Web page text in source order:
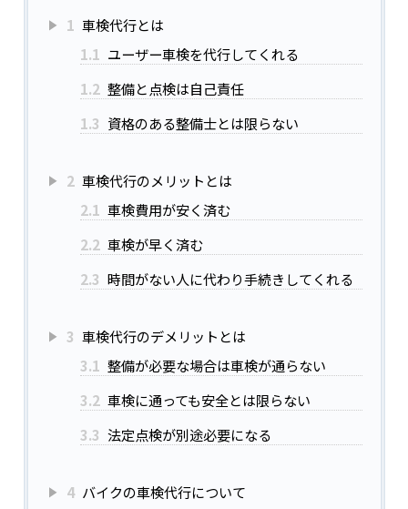
1 車検代行とは
1.1 ユーザー車検を代行してくれる
1.2 整備と点検は自己責任
1.3 資格のある整備士とは限らない
2 車検代行のメリットとは
2.1 車検費用が安く済む
2.2 車検が早く済む
2.3 時間がない人に代わり手続きしてくれる
3 車検代行のデメリットとは
3.1 整備が必要な場合は車検が通らない
3.2 車検に通っても安全とは限らない
3.3 法定点検が別途必要になる
4 バイクの車検代行について